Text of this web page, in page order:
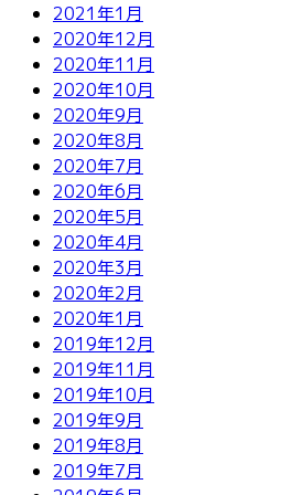
2021年1月
2020年12月
2020年11月
2020年10月
2020年9月
2020年8月
2020年7月
2020年6月
2020年5月
2020年4月
2020年3月
2020年2月
2020年1月
2019年12月
2019年11月
2019年10月
2019年9月
2019年8月
2019年7月